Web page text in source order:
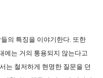
의 특징을 이야기한다. 또한
에는 거의 통용되지 않는다고
는 철저하게 현명한 질문을 던